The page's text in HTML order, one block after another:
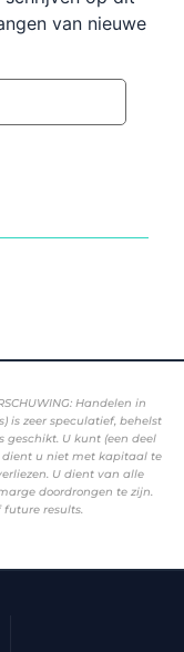
van nieuwe
Handelen in
is zeer speculatief, behelst
geschikt. U kunt (een deel
dient u niet met kapitaal te
U dient van alle
doordrongen te zijn.
future results.